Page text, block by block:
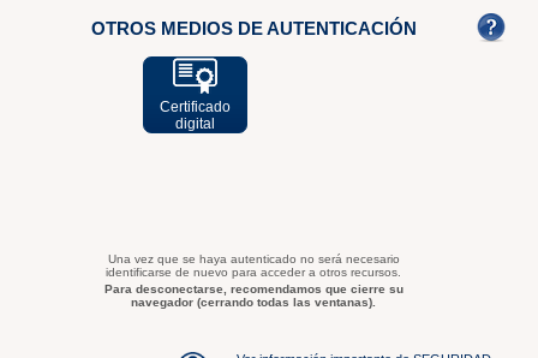
OTROS MEDIOS DE AUTENTICACIÓN
Certificado
digital
Una vez que se haya autenticado no será necesario
identificarse de nuevo para acceder a otros recursos.
Para desconectarse, recomendamos que cierre su
navegador (cerrando todas las ventanas).